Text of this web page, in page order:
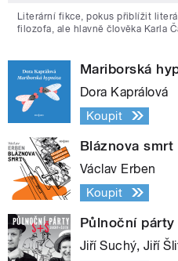
Literární fikce, pokus přiblížit
filozofa, ale hlavně člověka Karla
Mariborská
Dora Kaprálová
Koupit
Bláznova smrt
Václav Erben
Koupit
Půlnoční párty
Jiří Suchý, Jiří